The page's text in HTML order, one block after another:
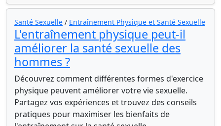
Santé Sexuelle / Entraînement Physique et Santé Sexuelle
L'entraînement physique peut-il
améliorer la santé sexuelle des
hommes ?
Découvrez comment différentes formes d'exercice
physique peuvent améliorer votre vie sexuelle.
Partagez vos expériences et trouvez des conseils
pratiques pour maximiser les bienfaits de